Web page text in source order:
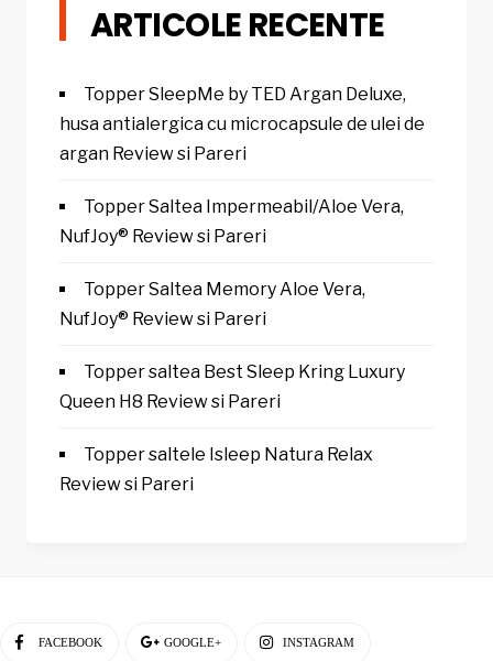
ARTICOLE RECENTE
Topper SleepMe by TED Argan Deluxe,
husa antialergica cu microcapsule de ulei de
argan Review si Pareri
Topper Saltea Impermeabil/Aloe Vera,
NufJoy® Review si Pareri
Topper Saltea Memory Aloe Vera,
NufJoy® Review si Pareri
Topper saltea Best Sleep Kring Luxury
Queen H8 Review si Pareri
Topper saltele Isleep Natura Relax
Review si Pareri
FACEBOOK GOOGLE+ INSTAGRAM